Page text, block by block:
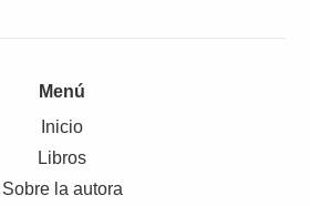
Menú
Inicio
Libros
Sobre la autora